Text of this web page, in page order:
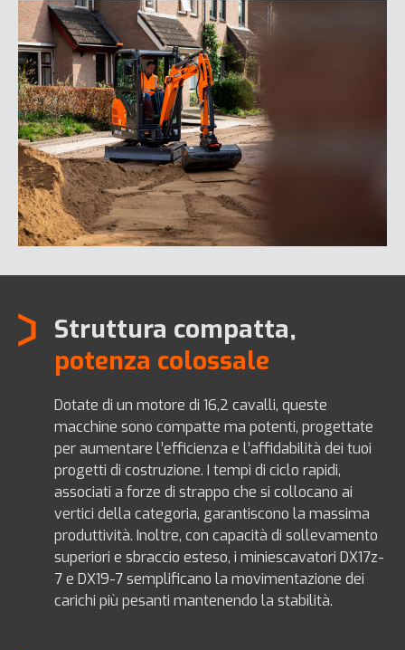
Struttura compatta,
potenza colossale
Dotate di un motore di 16,2 cavalli, queste
macchine sono compatte ma potenti, progettate
per aumentare l’efficienza e l’affidabilità dei tuoi
progetti di costruzione. I tempi di ciclo rapidi,
associati a forze di strappo che si collocano ai
vertici della categoria, garantiscono la massima
produttività. Inoltre, con capacità di sollevamento
superiori e sbraccio esteso, i miniescavatori DX17z-
7 e DX19-7 semplificano la movimentazione dei
carichi più pesanti mantenendo la stabilità.